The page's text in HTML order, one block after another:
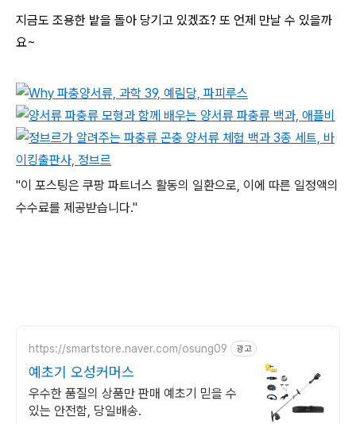
지금도 조용한 밭을 돌아 당기고 있겠죠? 또 언제 만날 수 있을까
요~
"이 포스팅은 쿠팡 파트너스 활동의 일환으로, 이에 따른 일정액의
수수료를 제공받습니다."
https://smartstore.naver.com/osung09 광고
예초기 오성커머스
우수한 품질의 상품만 판매 예초기 믿을 수
있는 안전함, 당일배송.